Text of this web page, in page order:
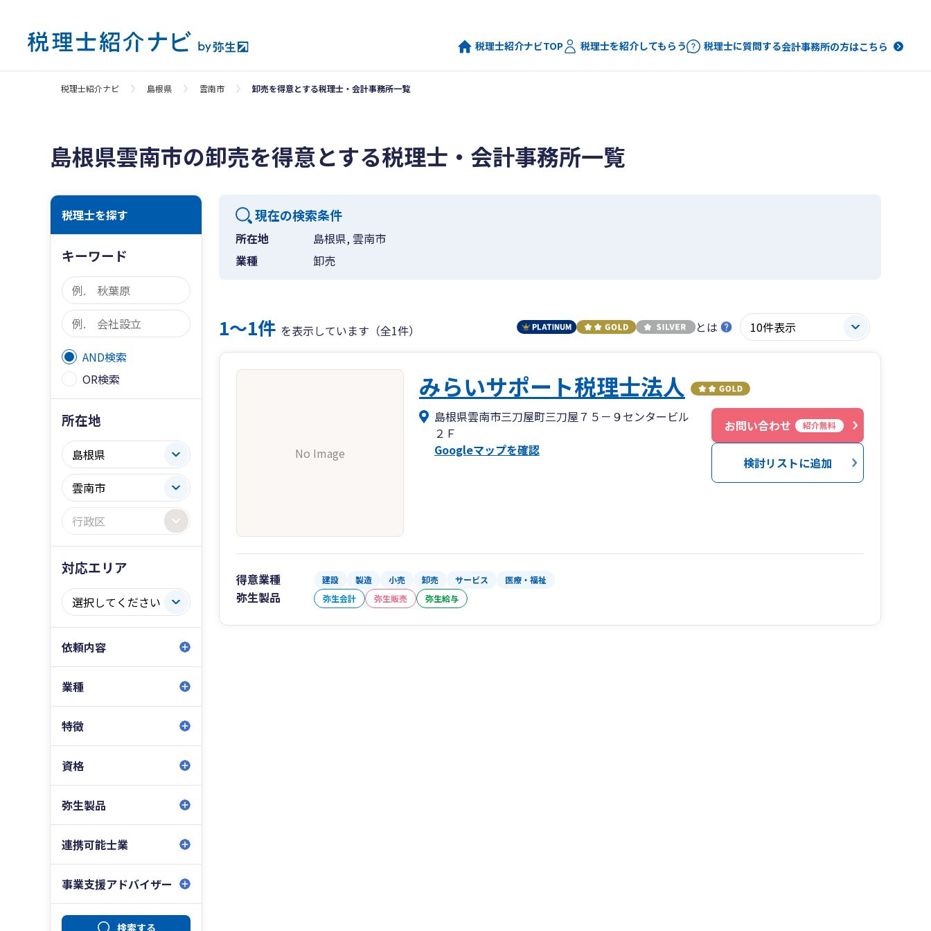
税理士紹介ナビTOP 税理士を紹介してもらう 税理士に質問する会計事務所の方はこちら
税理士紹介ナビ 島根県 雲南市 卸売を得意とする税理士・会計事務所一覧
島根県雲南市の卸売を得意とする税理士・会計事務所一覧
税理士を探す
キーワード
AND検索
OR検索
所在地
対応エリア
依頼内容
業種
特徴
資格
弥生製品
連携可能士業
事業支援アドバイザー
検索する
現在の検索条件
所在地
島根県, 雲南市
業種
卸売
1〜1件 を表示しています（全1件） とは
No Image
みらいサポート税理士法人
島根県雲南市三刀屋町三刀屋７５－９センタービル
２Ｆ
Googleマップを確認
お問い合わせ 紹介無料
検討リストに追加
得意業種 建設 製造 小売 卸売 サービス 医療・福祉
弥生製品 弥生会計 弥生販売 弥生給与